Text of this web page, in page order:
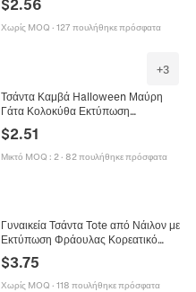
Τσάντα Ψωνιών Μόδα Φοιτητική
$2.56
Χωρίς MOQ · 127 πουλήθηκε πρόσφατα
+3
Τσάντα Καμβά Halloween Μαύρη
Γάτα Κολοκύθα Εκτύπωση
Οικολογική Επαναχρησιμοποιήσιμη
Μεγάλη Χωρητικότητα Τσάντα Ώμου
$2.51
Μικτό MOQ : 2· 82 πουλήθηκε πρόσφατα
Γυναικεία Τσάντα Tote από Νάιλον με
Εκτύπωση Φράουλας Κορεατικό
Καλλιτεχνικό Στυλ Τσάντα Ώμου
Μεγάλης Χωρητικότητας Τσάντα
Ψωνιών
$3.75
Χωρίς MOQ · 118 πουλήθηκε πρόσφατα